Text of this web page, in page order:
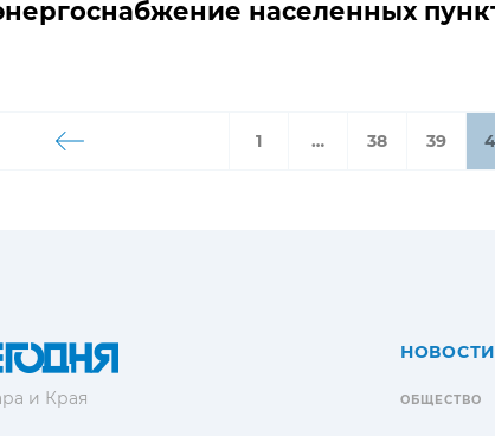
населенных
1 … 38 39
и Края
НОВОСТИ
ОБЩЕСТВО